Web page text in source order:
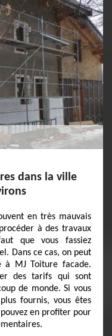
dans la ville
en très mauvais
à des travaux
que vous fassiez
Dans ce cas, on peut
à MJ Toiture facade.
des tarifs qui sont
de monde. Si vous
fournis, vous êtes
en profiter pour